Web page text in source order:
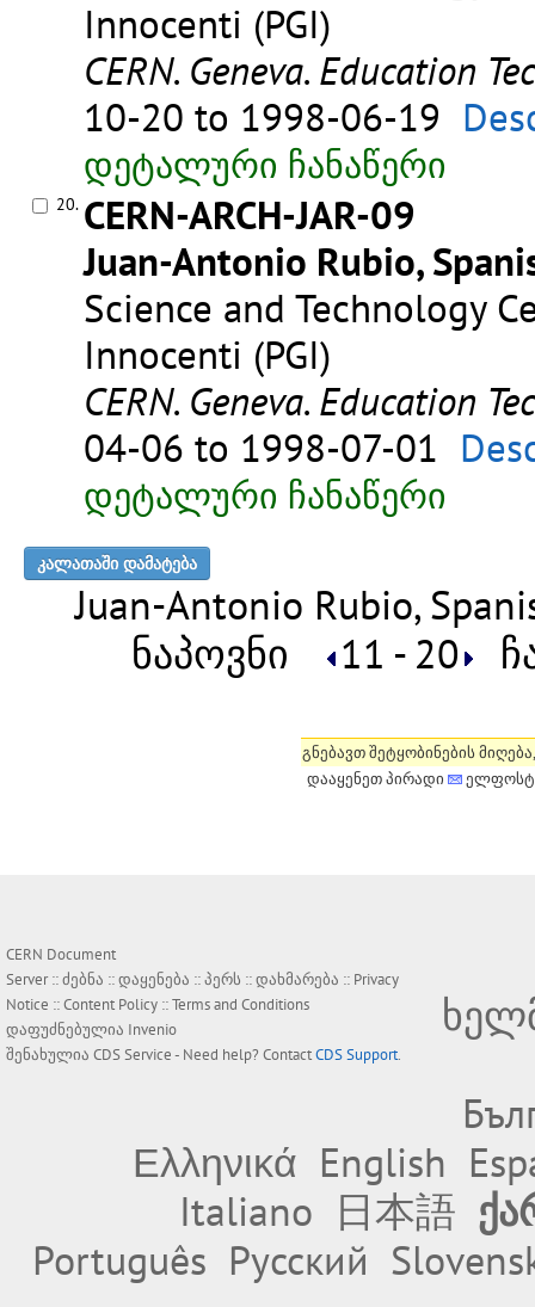
Innocenti (PGI)
CERN. Geneva. Education
10-20 to 1998-06-19
დეტალური ჩანაწერი
20. CERN-ARCH-JAR-09
Juan-Antonio Rubio,
Science and Technology
Innocenti (PGI)
CERN. Geneva. Education
04-06 to 1998-07-01
დეტალური ჩანაწერი
Juan-Antonio Rubio,
ნაპოვნი
11 - 20
გნებავთ შეტყობინების
დააყენეთ პირადი
CERN Document
Server ::ძებნა ::დაყენება ::პერს ::დახმარება :: Privacy
Notice ::Content Policy ::Terms and Conditions
დაფუძნებულია Invenio
შენახულია CDS Service- Need help? ContactCDS Support.
Ελληνικά English
Italiano 日本語
Português Русский